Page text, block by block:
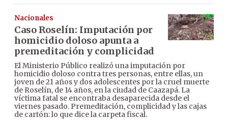
Nacionales
Caso Roselín: Imputación por
homicidio doloso apunta a
premeditación y complicidad
El Ministerio Público realizó una imputación por
homicidio doloso contra tres personas, entre ellas, un
joven de 21 años y dos adolescentes por la cruel muerte
de Roselín, de 14 años, en la ciudad de Caazapá. La
víctima fatal se encontraba desaparecida desde el
viernes pasado. Premeditación, complicidad y las cajas
de cartón: lo que dice la carpeta fiscal.